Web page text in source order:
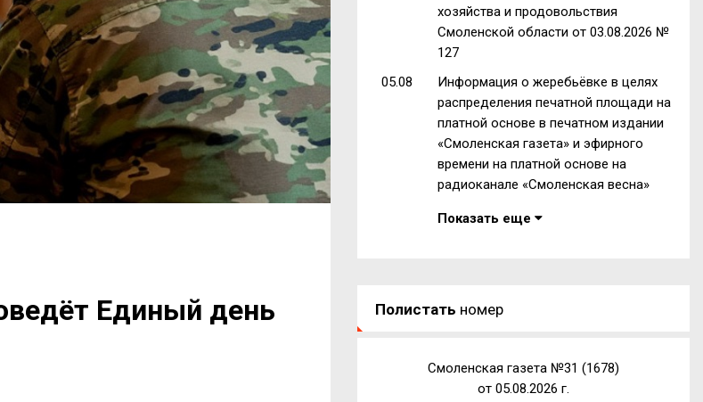
Единый день
хозяйства и продовольствия
Смоленской области от 03.08.2026 №
127
05.08
Информация о жеребьёвке в целях
распределения печатной площади на
платной основе в печатном издании
«Смоленская газета» и эфирного
времени на платной основе на
радиоканале «Смоленская весна»
Показать еще
Полистать номер
Смоленская газета №31 (1678)
от 05.08.2026 г.